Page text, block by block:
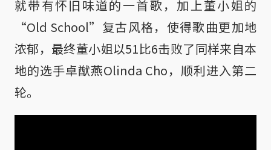
就带有怀旧味道的一首歌，加上董小姐的
“Old School”复古风格，使得歌曲更加地
浓郁，最终董小姐以51比6击败了同样来自本
地的选手卓猷燕Olinda Cho，顺利进入第二
轮。